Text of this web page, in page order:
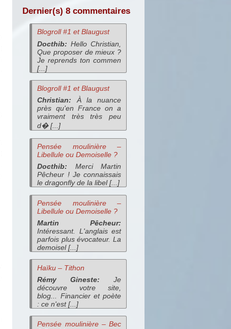
Dernier(s) 8 commentaires
Blogroll #1 et Blaugust
Docthib: Hello Christian,
Que proposer de mieux ?
Je reprends ton commen
[...]
Blogroll #1 et Blaugust
Christian: À la nuance
près qu'en France on a
vraiment très très peu
d� [...]
Pensée moulinière –
Libellule ou Demoiselle ?
Docthib: Merci Martin
Pêcheur ! Je connaissais
le dragonfly de la libel [...]
Pensée moulinière –
Libellule ou Demoiselle ?
Martin Pêcheur:
Intéressant. L'anglais est
parfois plus évocateur. La
demoisel [...]
Haïku – Tithon
Rémy Gineste: Je
découvre votre site,
blog... Financier et poète
: ce n'est [...]
Pensée moulinière – Bec